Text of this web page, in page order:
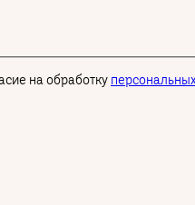
на обработку